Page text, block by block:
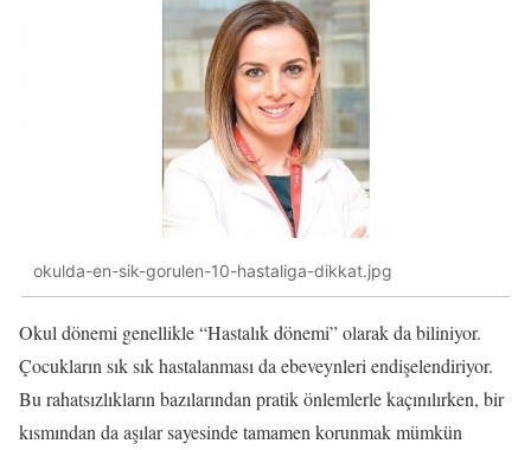
okulda-en-sik-gorulen-10-hastaliga-dikkat.jpg
Okul dönemi genellikle “Hastalık dönemi” olarak da biliniyor.
Çocukların sık sık hastalanması da ebeveynleri endişelendiriyor.
Bu rahatsızlıkların bazılarından pratik önlemlerle kaçınılırken, bir
kısmından da aşılar sayesinde tamamen korunmak mümkün